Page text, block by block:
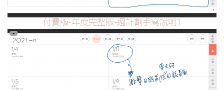
付費版-年度完整版-週計劃手寫說明1